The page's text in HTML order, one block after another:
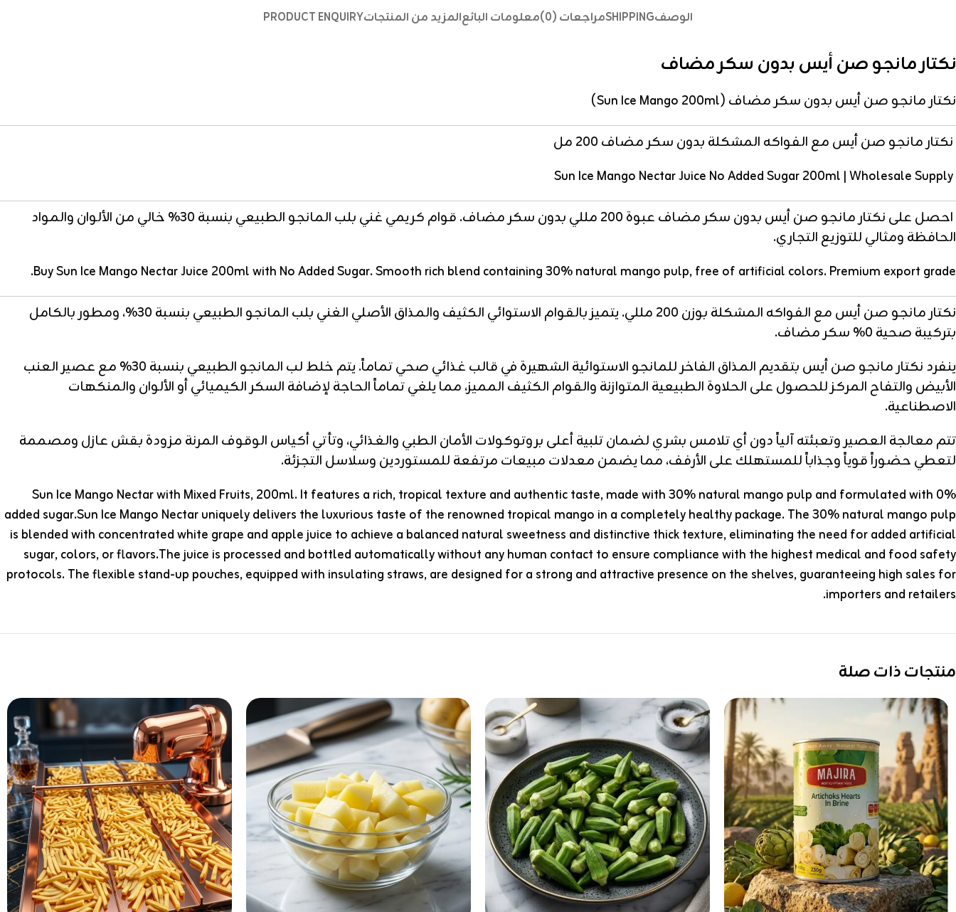
الوصفSHIPPINGمراجعات (0) معلومات البائعالمزيد من المنتجاتPRODUCT ENQUIRY
نكتار مانجو صن أيس بدون سكر مضاف
نكتار مانجو صن أيس بدون سكر مضاف (Sun Ice Mango 200ml)
نكتار مانجو صن أيس مع الفواكه المشكلة بدون سكر مضاف 200 مل
احصل على نكتار مانجو صن أيس بدون سكر مضاف عبوة 200 مللي بدون سكر مضاف. قوام كريمي غني بلب المانجو الطبيعي بنسبة 30% خالي من الألوان والمواد
الحافظة ومثالي للتوزيع التجاري.
Buy Sun Ice Mango Nectar Juice 200ml with No Added Sugar. Smooth rich blend containing 30% natural mango pulp, free of artificial colors. Premium export grade.
نكتار مانجو صن أيس مع الفواكه المشكلة بوزن 200 مللي. يتميز بالقوام الاستوائي الكثيف والمذاق الأصلي الغني بلب المانجو الطبيعي بنسبة 30%، ومطور بالكامل
بتركيبة صحية 0% سكر مضاف.
ينفرد نكتار مانجو صن أيس بتقديم المذاق الفاخر للمانجو الاستوائية الشهيرة في قالب غذائي صحي تماماً. يتم خلط لب المانجو الطبيعي بنسبة 30% مع عصير العنب
الأبيض والتفاح المركز للحصول على الحلاوة الطبيعية المتوازنة والقوام الكثيف المميز، مما يلغي تماماً الحاجة لإضافة السكر الكيميائي أو الألوان والمنكهات
الاصطناعية.
تتم معالجة العصير وتعبئته آلياً دون أي تلامس بشري لضمان تلبية أعلى بروتوكولات الأمان الطبي والغذائي، وتأتي أكياس الوقوف المرنة مزودة بقش عازل ومصممة
لتعطي حضوراً قوياً وجذاباً للمستهلك على الأرفف، مما يضمن معدلات مبيعات مرتفعة للمستوردين وسلاسل التجزئة.
Sun Ice Mango Nectar with Mixed Fruits, 200ml. It features a rich, tropical texture and authentic taste, made with 30% natural mango pulp and formulated with 0%
added sugar.Sun Ice Mango Nectar uniquely delivers the luxurious taste of the renowned tropical mango in a completely healthy package. The 30% natural mango pulp
is blended with concentrated white grape and apple juice to achieve a balanced natural sweetness and distinctive thick texture, eliminating the need for added artificial
sugar, colors, or flavors.The juice is processed and bottled automatically without any human contact to ensure compliance with the highest medical and food safety
protocols. The flexible stand-up pouches, equipped with insulating straws, are designed for a strong and attractive presence on the shelves, guaranteeing high sales for
importers and retailers.
منتجات ذات صلة